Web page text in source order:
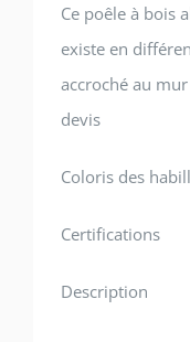
Ce poêle à bois
existe en
accroché au
devis
Coloris des
Certifications
Description